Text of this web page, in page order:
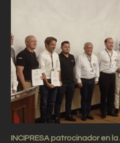
INCIPRESA patrocinador en